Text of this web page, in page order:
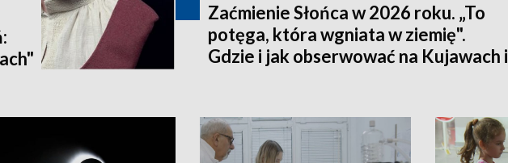
Zaćmienie Słońca w 2026 roku. „To
potęga, która wgniata w ziemię".
Gdzie i jak obserwować na Kujawach i